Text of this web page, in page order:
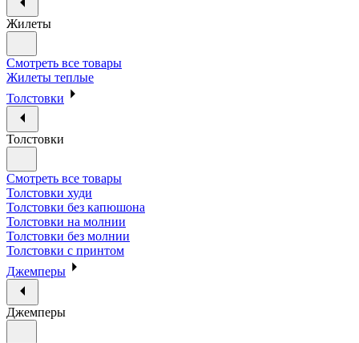
Жилеты
Смотреть все товары
Жилеты теплые
Толстовки
Толстовки
Смотреть все товары
Толстовки худи
Толстовки без капюшона
Толстовки на молнии
Толстовки без молнии
Толстовки с принтом
Джемперы
Джемперы